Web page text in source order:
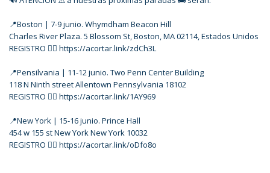
📍Boston | 7-9 junio. Whymdham Beacon Hill
Charles River Plaza. 5 Blossom St, Boston, MA 02114, Estados Unidos
REGISTRO 👉🏼 https://acortar.link/zdCh3L
📍Pensilvania | 11-12 junio. Two Penn Center Building
118 N Ninth street Allentown Pennsylvania 18102
REGISTRO 👉🏼 https://acortar.link/1AY969
📍New York | 15-16 junio. Prince Hall
454 w 155 st New York New York 10032
REGISTRO 👉🏼 https://acortar.link/oDfo8o